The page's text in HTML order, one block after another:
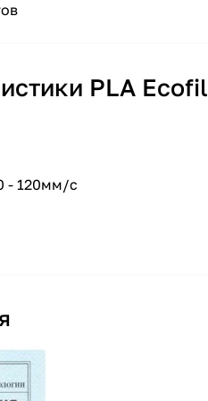
PLA Ecofil
- 120мм/с